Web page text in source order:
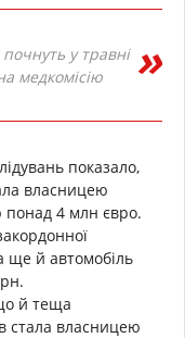
у травні
медкомісію
показало,
власницею
понад 4 млн євро.
ще й автомобіль
й теща
стала власницею